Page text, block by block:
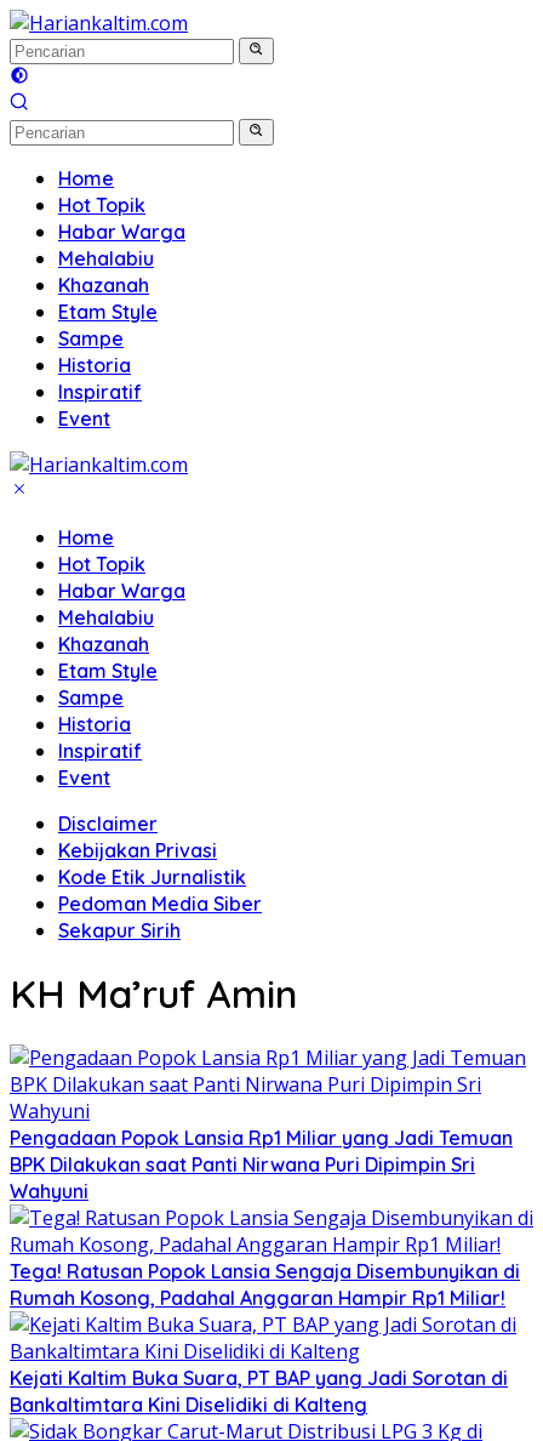
Langsung
ke
konten
Home
Hot Topik
Habar Warga
Mehalabiu
Khazanah
Etam Style
Sampe
Historia
Inspiratif
Event
Home
Hot Topik
Habar Warga
Mehalabiu
Khazanah
Etam Style
Sampe
Historia
Inspiratif
Event
Disclaimer
Kebijakan Privasi
Kode Etik Jurnalistik
Pedoman Media Siber
Sekapur Sirih
KH Ma’ruf Amin
Pengadaan Popok Lansia Rp1 Miliar yang Jadi Temuan
BPK Dilakukan saat Panti Nirwana Puri Dipimpin Sri
Wahyuni
Tega! Ratusan Popok Lansia Sengaja Disembunyikan di
Rumah Kosong, Padahal Anggaran Hampir Rp1 Miliar!
Kejati Kaltim Buka Suara, PT BAP yang Jadi Sorotan di
Bankaltimtara Kini Diselidiki di Kalteng